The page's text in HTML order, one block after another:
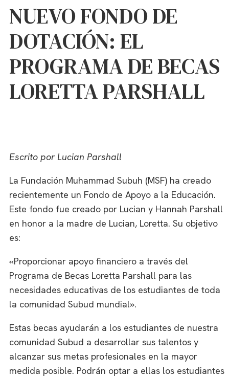
NUEVO FONDO DE
DOTACIÓN: EL
PROGRAMA DE BECAS
LORETTA PARSHALL
Escrito por Lucian Parshall
La Fundación Muhammad Subuh (MSF) ha creado
recientemente un Fondo de Apoyo a la Educación.
Este fondo fue creado por Lucian y Hannah Parshall
en honor a la madre de Lucian, Loretta. Su objetivo
es:
«Proporcionar apoyo financiero a través del
Programa de Becas Loretta Parshall para las
necesidades educativas de los estudiantes de toda
la comunidad Subud mundial».
Estas becas ayudarán a los estudiantes de nuestra
comunidad Subud a desarrollar sus talentos y
alcanzar sus metas profesionales en la mayor
medida posible. Podrán optar a ellas los estudiantes